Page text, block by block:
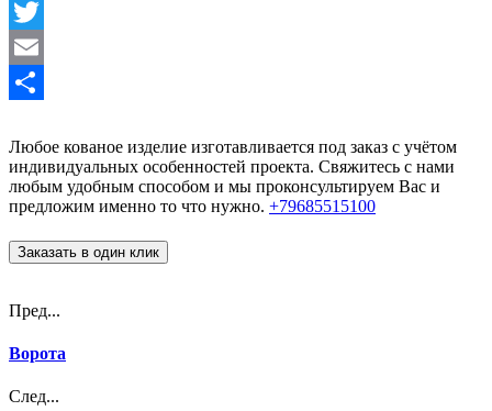
Facebook
Twitter
Email
Любое кованое изделие изготавливается под заказ с учётом
индивидуальных особенностей проекта. Свяжитесь с нами
любым удобным способом и мы проконсультируем Вас и
предложим именно то что нужно. +79685515100
Заказать в один клик
Пред...
Ворота
След...